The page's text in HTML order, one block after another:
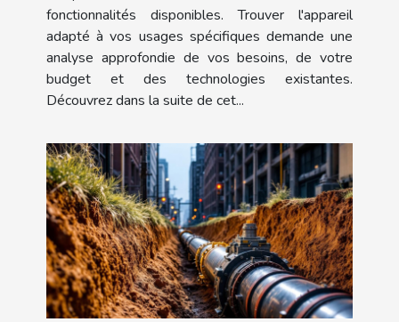
fonctionnalités disponibles. Trouver l'appareil
adapté à vos usages spécifiques demande une
analyse approfondie de vos besoins, de votre
budget et des technologies existantes.
Découvrez dans la suite de cet...